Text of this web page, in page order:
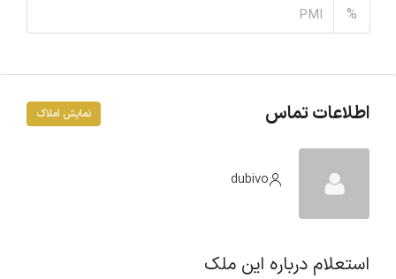
%
اطلاعات تماس نمایش املاک
dubivo
استعلام درباره این ملک